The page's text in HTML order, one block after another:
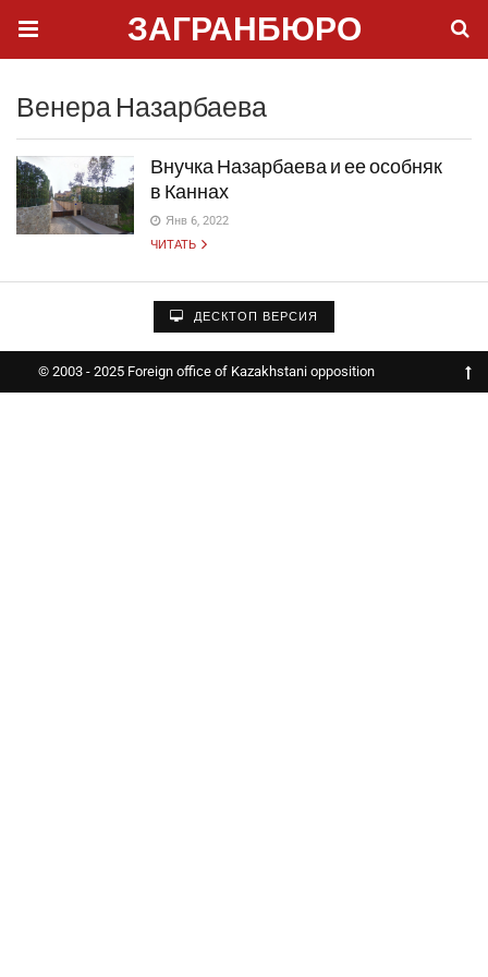
ЗАГРАНБЮРО
Венера Назарбаева
Внучка Назарбаева и ее особняк
в Каннах
Янв 6, 2022
ЧИТАТЬ
ДЕСКТОП ВЕРСИЯ
© 2003 - 2025 Foreign office of Kazakhstani opposition